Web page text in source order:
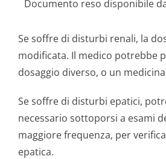
Documento reso disponibile
Se soffre di disturbi renali, la
modificata. Il medico potrebbe
dosaggio diverso, o un
Se soffre di disturbi epatici,
necessario sottoporsi a esami
maggiore frequenza, per
epatica.